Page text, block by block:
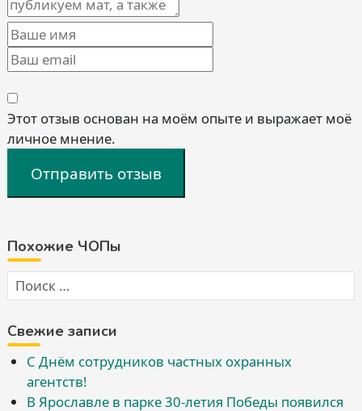
Этот отзыв основан на моём опыте и выражает моё
личное мнение.
Отправить отзыв
Похожие ЧОПы
Свежие записи
С Днём сотрудников частных охранных
агентств!
В Ярославле в парке 30-летия Победы появился